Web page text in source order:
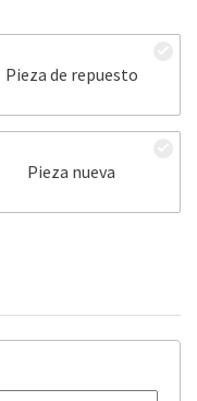
Pieza de repuesto
Pieza nueva